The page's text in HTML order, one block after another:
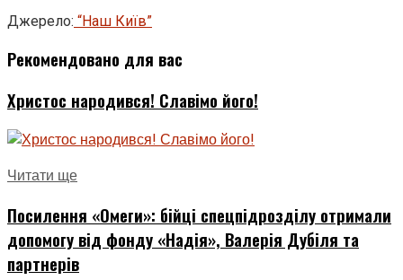
Джерело: “Наш Київ”
Рекомендовано для вас
Христос народився! Славімо його!
Читати ще
Посилення «Омеги»: бійці спецпідрозділу отримали
допомогу від фонду «Надія», Валерія Дубіля та
партнерів